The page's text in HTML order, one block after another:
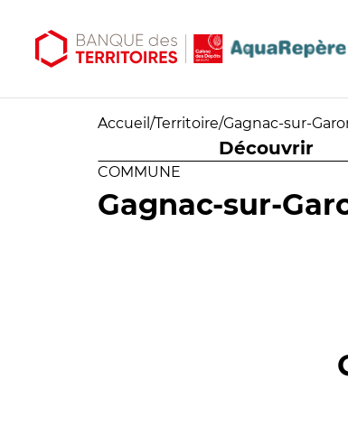
Accueil /Territoire/Gagnac-sur-
Découvrir
COMMUNE
Gagnac-sur-